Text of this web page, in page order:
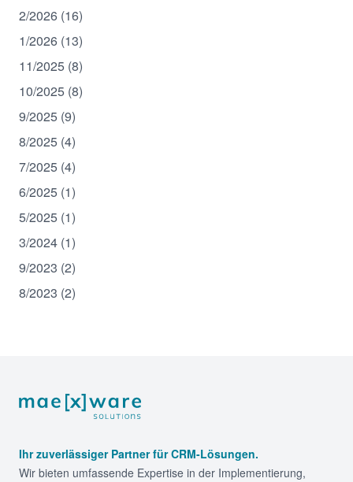
2/2026 (16)
1/2026 (13)
11/2025 (8)
10/2025 (8)
9/2025 (9)
8/2025 (4)
7/2025 (4)
6/2025 (1)
5/2025 (1)
3/2024 (1)
9/2023 (2)
8/2023 (2)
Footer
Ihr zuverlässiger Partner für CRM-Lösungen.
Wir bieten umfassende Expertise in der Implementierung,